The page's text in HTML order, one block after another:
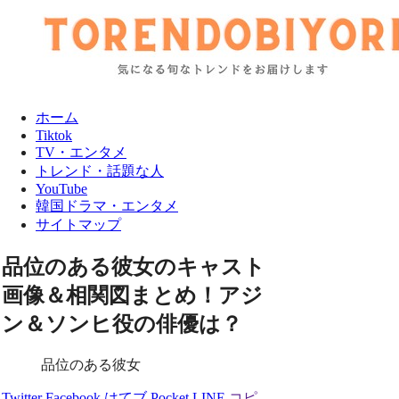
ホーム
Tiktok
TV・エンタメ
トレンド・話題な人
YouTube
韓国ドラマ・エンタメ
サイトマップ
品位のある彼女のキャスト
画像＆相関図まとめ！アジ
ン＆ソンヒ役の俳優は？
品位のある彼女